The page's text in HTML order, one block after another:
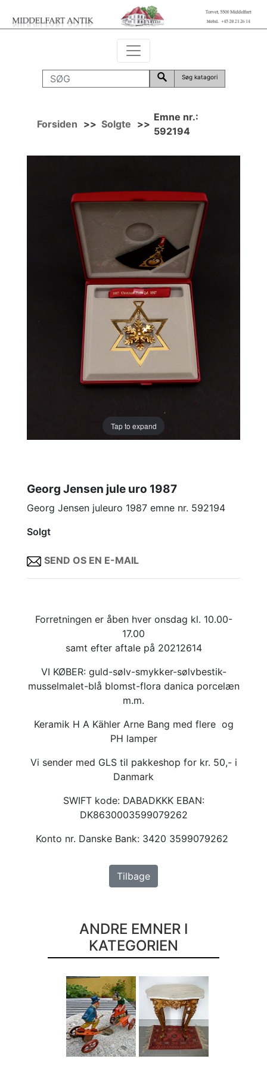
Søg katagori
Forsiden >> Solgte >>
Emne nr.:
592194
Tap to expand
Georg Jensen jule uro 1987
Georg Jensen juleuro 1987 emne nr. 592194
Solgt
SEND OS EN E-MAIL
Forretningen er åben hver onsdag kl. 10.00-
17.00
samt efter aftale på 20212614
VI KØBER: guld-sølv-smykker-sølvbestik-
musselmalet-blå blomst-flora danica porcelæn
m.m.
Keramik H A Kähler Arne Bang med flere og
PH lamper
Vi sender med GLS til pakkeshop for kr. 50,- i
Danmark
SWIFT kode: DABADKKK EBAN:
DK8630003599079262
Konto nr. Danske Bank: 3420 3599079262
Tilbage
ANDRE EMNER I
KATEGORIEN